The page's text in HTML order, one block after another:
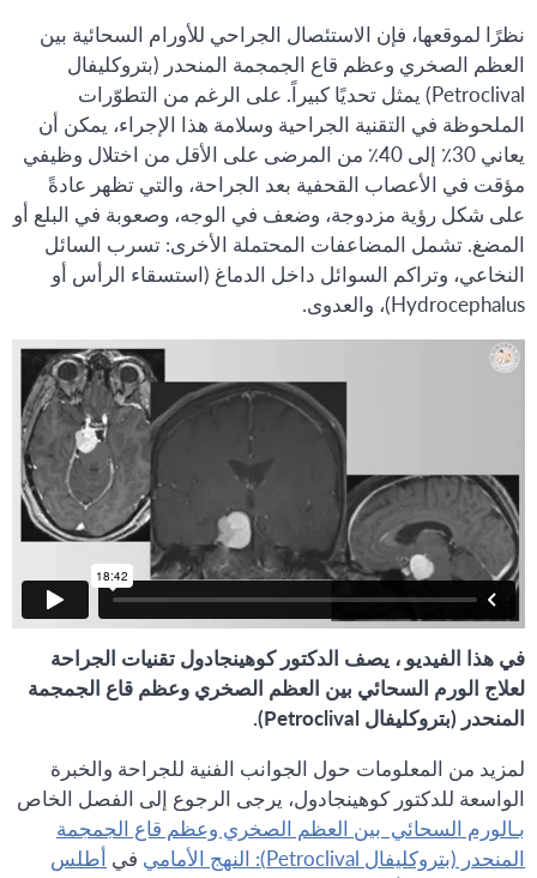
نظرًا لموقعها، فإن الاستئصال الجراحي للأورام السحائية بين
العظم الصخري وعظم قاع الجمجمة المنحدر (بتروكليفال
Petroclival) يمثل تحديًا كبيراً. على الرغم من التطوّرات
الملحوظة في التقنية الجراحية وسلامة هذا الإجراء، يمكن أن
يعاني 30٪ إلى 40٪ من المرضى على الأقل من اختلال وظيفي
مؤقت في الأعصاب القحفية بعد الجراحة، والتي تظهر عادةً
على شكل رؤية مزدوجة، وضعف في الوجه، وصعوبة في البلع أو
المضغ. تشمل المضاعفات المحتملة الأخرى: تسرب السائل
النخاعي، وتراكم السوائل داخل الدماغ (استسقاء الرأس أو
Hydrocephalus)، والعدوى.
في هذا الفيديو ، يصف الدكتور كوهينجادول تقنيات الجراحة
لعلاج الورم السحائي بين العظم الصخري وعظم قاع الجمجمة
المنحدر (بتروكليفال Petroclival).
لمزيد من المعلومات حول الجوانب الفنية للجراحة والخبرة
الواسعة للدكتور كوهينجادول، يرجى الرجوع إلى الفصل الخاص
بـالورم السحائي بين العظم الصخري وعظم قاع الجمجمة
المنحدر (بتروكليفال Petroclival): النهج الأمامي
في أطلس